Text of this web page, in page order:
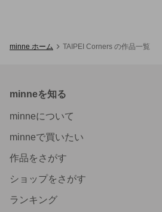
minne ホーム TAIPEI Corners の作品一覧
minneを知る
minneについて
minneで買いたい
作品をさがす
ショップをさがす
ランキング